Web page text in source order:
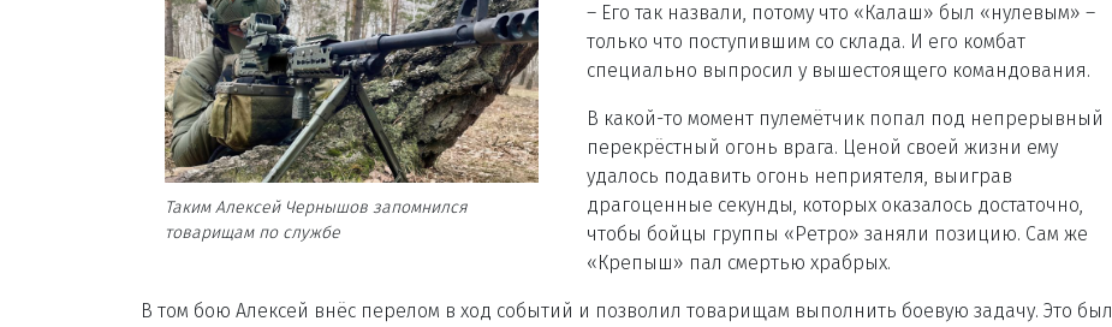
Таким Алексей Чернышов запомнился
товарищам по службе
– Его так назвали, потому что «Калаш» был «нулевым» –
только что поступившим со склада. И его комбат
специально выпросил у вышестоящего командования.
В какой-то момент пулемётчик попал под непрерывный
перекрёстный огонь врага. Ценой своей жизни ему
удалось подавить огонь неприятеля, выиграв
драгоценные секунды, которых оказалось достаточно,
чтобы бойцы группы «Ретро» заняли позицию. Сам же
«Крепыш» пал смертью храбрых.
В том бою Алексей внёс перелом в ход событий и позволил товарищам выполнить боевую задачу. Это был